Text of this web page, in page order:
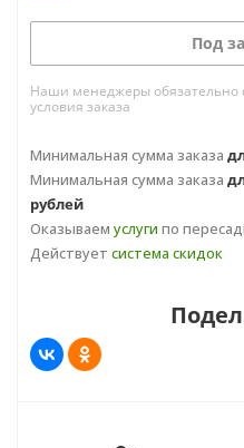
Под
Наши менеджеры обязательно
условия заказа
Минимальная сумма заказа
Минимальная сумма заказа
рублей
Оказываем услуги по
Действует система скидок